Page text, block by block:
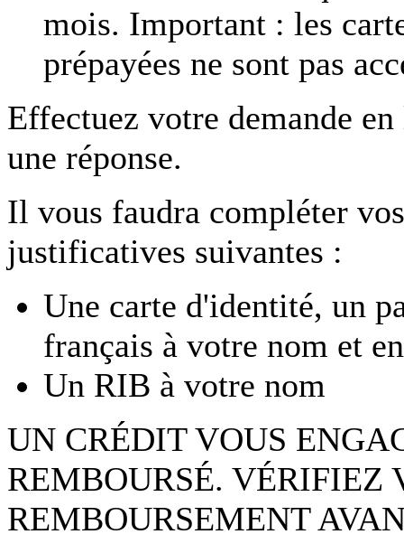
mois. Important : les
prépayées ne sont pas
Effectuez votre demande
une réponse.
Il vous faudra compléter
justificatives suivantes :
Une carte d'identité, un
français à votre nom et
Un RIB à votre nom
UN CRÉDIT VOUS
REMBOURSÉ. VÉRIFIEZ
REMBOURSEMENT